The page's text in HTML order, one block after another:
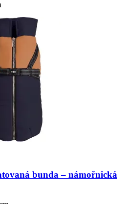
bunda – námořnická